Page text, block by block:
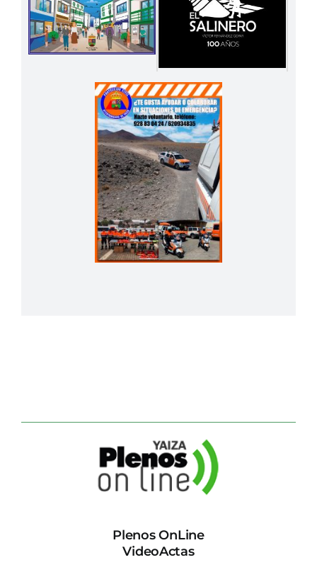
Plenos OnLine
VideoActas